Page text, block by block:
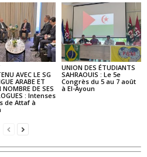
AVEC LE SG
ARABE ET
DE SES
: Intenses
de Attaf à
UNION DES ÉTUDIANTS
SAHRAOUIS : Le 5e
Congrès du 5 au 7 août
à El-Ayoun